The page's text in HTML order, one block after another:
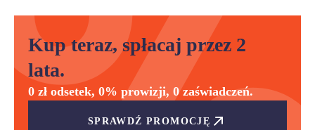
Kup teraz, spłacaj przez 2
lata.
0 zł odsetek, 0% prowizji, 0 zaświadczeń.
SPRAWDŹ PROMOCJĘ